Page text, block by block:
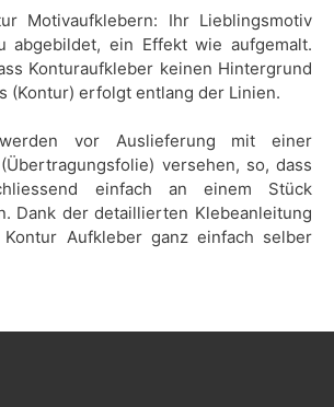
Motivaufklebern: Ihr Lieblingsmotiv
abgebildet, ein Effekt wie aufgemalt.
Konturaufkleber keinen Hintergrund
(Kontur) erfolgt entlang der Linien.
vor Auslieferung mit einer
versehen, so, dass
einfach an einem Stück
Dank der detaillierten Klebeanleitung
Aufkleber ganz einfach selber